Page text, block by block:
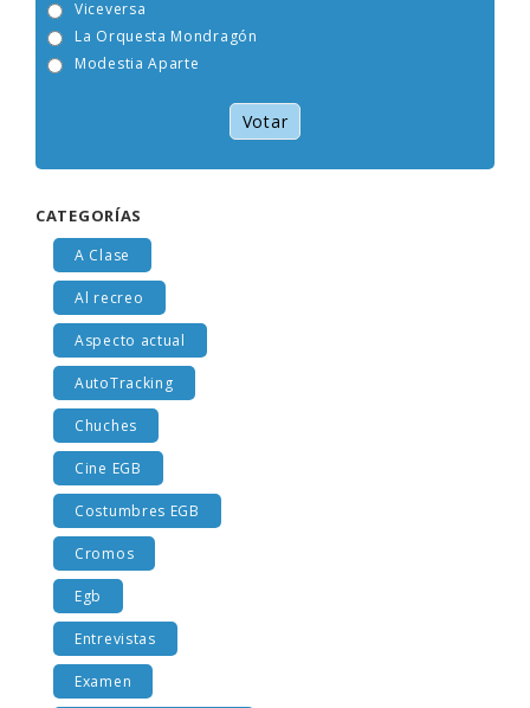
La Orquesta Mondragón
Modestia Aparte
Votar
A Clase
Al recreo
Aspecto actual
AutoTracking
Chuches
Cine EGB
Costumbres EGB
Cromos
Egb
Entrevistas
Examen